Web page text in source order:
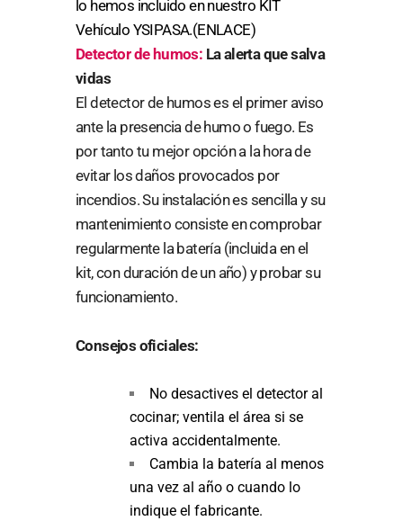
lo hemos incluido en nuestro KIT
Vehículo YSIPASA.(ENLACE)
Detector de humos: La alerta que salva
vidas
El detector de humos es el primer aviso
ante la presencia de humo o fuego. Es
por tanto tu mejor opción a la hora de
evitar los daños provocados por
incendios. Su instalación es sencilla y su
mantenimiento consiste en comprobar
regularmente la batería (incluida en el
kit, con duración de un año) y probar su
funcionamiento.
Consejos oficiales:
No desactives el detector al
cocinar; ventila el área si se
activa accidentalmente.
Cambia la batería al menos
una vez al año o cuando lo
indique el fabricante.